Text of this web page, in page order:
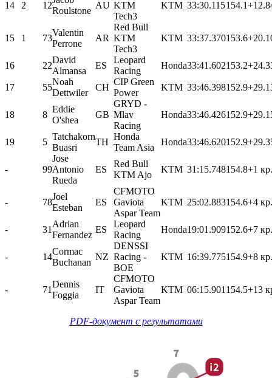
14 2 12
Roulstone
AU KTM
Tech3
KTM 33:30.115154.1
15 1 73
Valentin
Perrone
AR
Red Bull
KTM
Tech3
KTM 33:37.370153.6
16 22
David
Almansa
ES
Leopard
Racing
Honda33:41.602153.2
17 55
Noah
Dettwiler
CH
CIP Green
Power
KTM 33:46.398152.9
18 8
Eddie
O'shea
GB
GRYD -
Mlav
Racing
Honda33:46.426152.9
19 5
Tatchakorn
Buasri
TH
Honda
Team Asia
Honda33:46.620152.9
- 99
Jose
Antonio
Rueda
ES
Red Bull
KTM Ajo
KTM 31:15.748154.8+1 кр.
- 78
Joel
Esteban
ES
CFMOTO
Gaviota
Aspar Team
KTM 25:02.883154.6+4 кр.
- 31
Adrian
Fernandez
ES
Leopard
Racing
Honda19:01.909152.6+7 кр.
- 14
Cormac
Buchanan
NZ
DENSSI
Racing -
BOE
KTM 16:39.775154.9+8 кр.
- 71
Dennis
Foggia
IT
CFMOTO
Gaviota
Aspar Team
KTM 06:15.901 154.5+13
PDF-документ с результатами